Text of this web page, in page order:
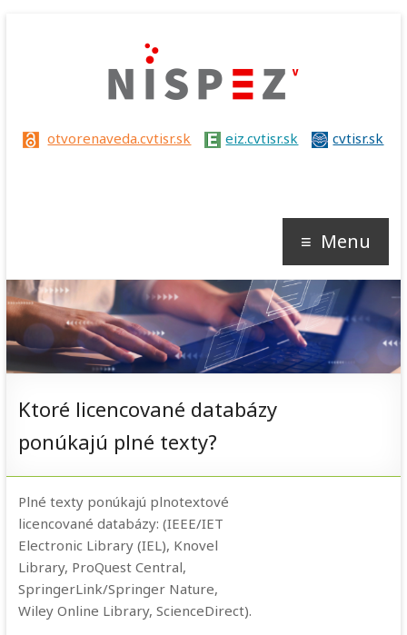
Nispez
otvorenaveda.cvtisr.sk eiz.cvtisr.sk cvtisr.sk
Menu
Ktoré licencované databázy
ponúkajú plné texty?
Plné texty ponúkajú plnotextové
licencované databázy: (IEEE/IET
Electronic Library (IEL), Knovel
Library, ProQuest Central,
SpringerLink/Springer Nature,
Wiley Online Library, ScienceDirect).